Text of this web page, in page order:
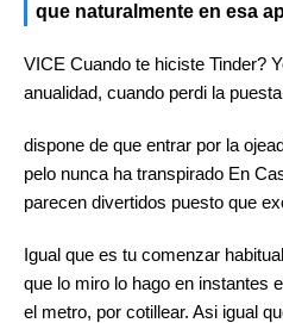
que naturalmente en esa
VICE Cuando te hiciste Tinder?
anualidad, cuando perdi la
dispone de que entrar por la
pelo nunca ha transpirado En
parecen divertidos puesto que
Igual que es tu comenzar
que lo miro lo hago en instantes
el metro, por cotillear. Asi­ igual